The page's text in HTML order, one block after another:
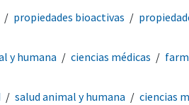
propiedades bioactivas
y humana ciencias médicas
salud animal y humana ciencias